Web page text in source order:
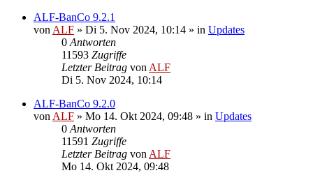
ALF-BanCo 9.2.1
von ALF » Di 5. Nov 2024, 10:14 » in Updates
0 Antworten
11593 Zugriffe
Letzter Beitrag von ALF
Di 5. Nov 2024, 10:14
ALF-BanCo 9.2.0
von ALF » Mo 14. Okt 2024, 09:48 » in Updates
0 Antworten
11591 Zugriffe
Letzter Beitrag von ALF
Mo 14. Okt 2024, 09:48